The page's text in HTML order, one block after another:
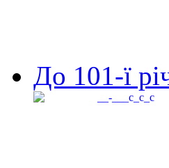
До 101-ї